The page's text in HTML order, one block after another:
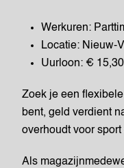
Werkuren:
Locatie: Nieuw-
Uurloon: €
Zoek je een
bent, geld verdient
overhoudt voor
Als